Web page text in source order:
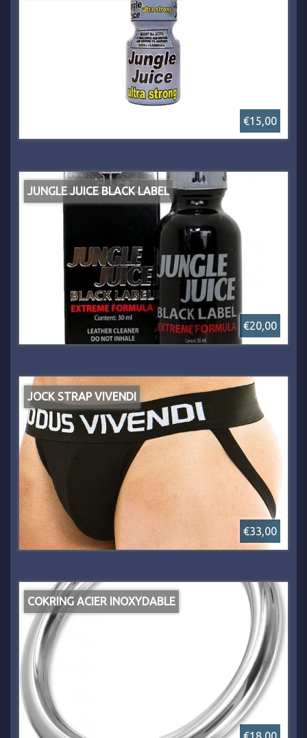
€15,00
JUNGLE JUICE BLACK LABEL
€20,00
JOCK STRAP VIVENDI
€33,00
COKRING ACIER INOXYDABLE